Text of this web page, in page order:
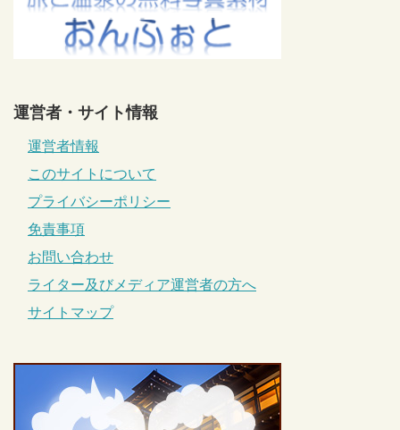
運営者・サイト情報
運営者情報
このサイトについて
プライバシーポリシー
免責事項
お問い合わせ
ライター及びメディア運営者の方へ
サイトマップ